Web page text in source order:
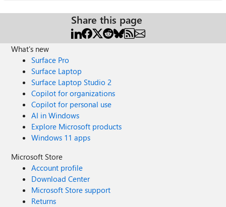
Share this page
What's new
Surface Pro
Surface Laptop
Surface Laptop Studio 2
Copilot for organizations
Copilot for personal use
AI in Windows
Explore Microsoft products
Windows 11 apps
Microsoft Store
Account profile
Download Center
Microsoft Store support
Returns